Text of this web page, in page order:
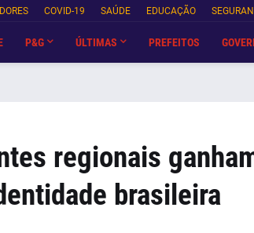
COVID-19 SAÚDE EDUCAÇÃO
P&G ÚLTIMAS PREFEITOS
regionais
brasileira